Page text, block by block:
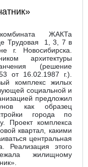
ЖАКТа
Трудовая 1, 3, 7 в
г. Новосибирска.
архитектуры
(решение
от 16.02.1987 г.).
комплекс жилых
социальной и
предложил
как образец
города по
Проект комплекса
квартал, какими
центральная
Реализация этого
жилищному